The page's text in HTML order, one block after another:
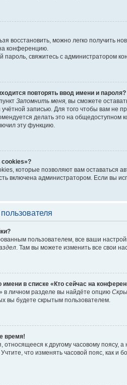
восстановить, можно легко получить
конференцию.
пароль, свяжитесь с администратором
повторять ввод имени и пароля?
Запомнить меня, вы сможете
учётной записью. Для того чтобы вам не
делать это на общедоступном
эту функцию.
cookies»?
которые позволяют вам оставаться
включена администратором. Если вы
пользователем, все ваши
. Там вы можете изменить все свои
имени в списке «Кто сейчас на
в личном разделе вы найдёте опцию
вы будете скрытым пользователем.
время!
к другому часовому поясу,
что изменять часовой пояс, как